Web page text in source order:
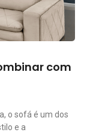
com
o sofá é um dos
e a